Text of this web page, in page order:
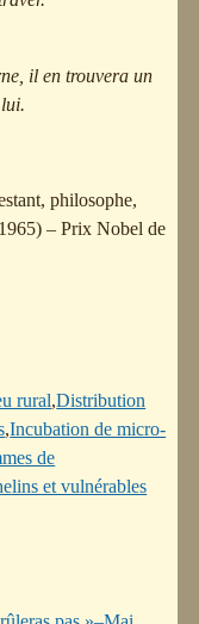
il en trouvera un
philosophe,
– Prix Nobel de
rural,Distribution
,Incubation de micro-
de
et vulnérables